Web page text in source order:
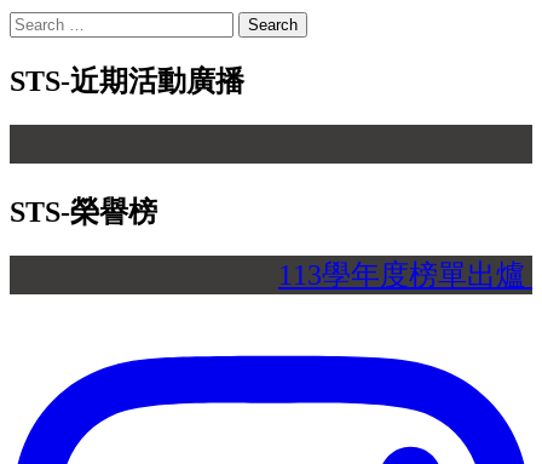
STS-近期活動廣播
STS-榮譽榜
113學年度榜單出爐